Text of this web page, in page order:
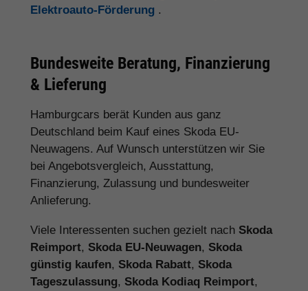
Elektroauto-Förderung .
Bundesweite Beratung, Finanzierung
& Lieferung
Hamburgcars berät Kunden aus ganz
Deutschland beim Kauf eines Skoda EU-
Neuwagens. Auf Wunsch unterstützen wir Sie
bei Angebotsvergleich, Ausstattung,
Finanzierung, Zulassung und bundesweiter
Anlieferung.
Viele Interessenten suchen gezielt nach Skoda
Reimport, Skoda EU-Neuwagen, Skoda
günstig kaufen, Skoda Rabatt, Skoda
Tageszulassung, Skoda Kodiaq Reimport,